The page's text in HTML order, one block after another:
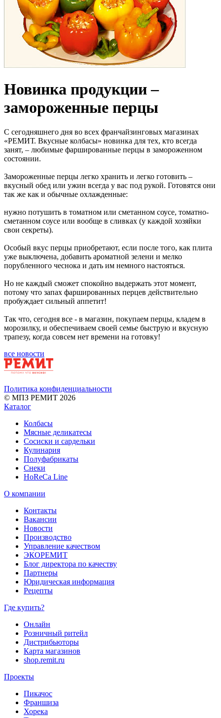
Новинка продукции –
замороженные перцы
С сегодняшнего дня во всех франчайзинговых магазинах
«РЕМИТ. Вкусные колбасы» новинка для тех, кто всегда
занят, – любимые фаршированные перцы в замороженном
состоянии.
Замороженные перцы легко хранить и легко готовить –
вкусный обед или ужин всегда у вас под рукой. Готовятся они
так же как и обычные охлажденные:
нужно потушить в томатном или сметанном соусе, томатно-
сметанном соусе или вообще в сливках (у каждой хозяйки
свои секреты).
Особый вкус перцы приобретают, если после того, как плита
уже выключена, добавить ароматной зелени и мелко
порубленного чеснока и дать им немного настояться.
Но не каждый сможет спокойно выдержать этот момент,
потому что запах фаршированных перцев действительно
пробуждает сильный аппетит!
Так что, сегодня все - в магазин, покупаем перцы, кладем в
морозилку, и обеспечиваем своей семье быструю и вкусную
трапезу, когда совсем нет времени на готовку!
все новости
Политика конфиденциальности
© МПЗ РЕМИТ 2026
Каталог
Колбасы
Мясные деликатесы
Сосиски и сардельки
Кулинария
Полуфабрикаты
Снеки
HoReCa Line
О компании
Контакты
Вакансии
Новости
Производство
Управление качеством
ЭКОРЕМИТ
Блог директора по качеству
Партнеры
Юридическая информация
Рецепты
Где купить?
Онлайн
Розничный ритейл
Дистрибьюторы
Карта магазинов
shop.remit.ru
Проекты
Пикачос
Франшиза
Хорека